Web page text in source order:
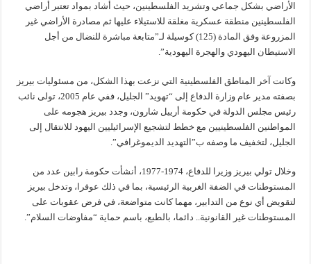
الأراضي بشكل جماعي وتشريد الفلسطينين، حيث أشاد بمواد تعتبر أراضي
الفلسطينين منطقة عسكرية مغلقة للاستيلاء عليها ثم مصادرة الأراضي غير
المزروعة وفق المادة (125) كوسيلة لـ”متابعة مباشرة للنضال من أجل
الاستيطان اليهودي والهجرة اليهودية”.
وكانت آخر المناطق الفلسطينية التي نزعت بهذا الشكل، من مسئوليات بيريز
بصفته مدير عام وزارة الدفاع إلى “تهويد” الجليل، ففي عام 2005، تولى نائب
رئيس مجلس الدولة في حكومة أرييل شارون، وجدد بيريز هجومه على
المواطنين الفلسطينيين مع خطط لتشجيع الإسرائيليين اليهود للانتقال إلى
الجليل، لتخفيف ما وصفه ب”التهديد الديموغرافي”.
وخلال تولي بيريز وزيرا للدفاع، 1974-1977، أنشأت حكومة رابين عدد من
المستوطنات في الضفة الغربية الرئيسية، بما في ذلك عوفرا، وتدخل بيريز
لتقويض أي نوع من التدابير، مهما كانت متواضعة، في فرض عقوبات على
المستوطنات غير القانونية.. دائما، بالطبع، باسم حماية “مفاوضات السلام”.